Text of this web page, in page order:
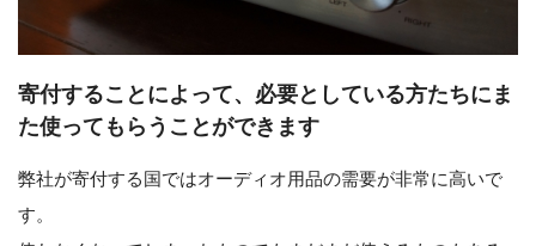
寄付することによって、必要としている方たちにま
た使ってもらうことができます
弊社が寄付する国ではオーディオ用品の需要が非常に高いで
す。